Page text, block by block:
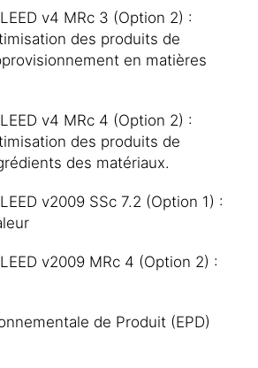
v4 MRc 3 (Option 2) :
des produits de
en matières
v4 MRc 4 (Option 2) :
des produits de
des matériaux.
v2009 SSc 7.2 (Option 1) :
v2009 MRc 4 (Option 2) :
de Produit (EPD)